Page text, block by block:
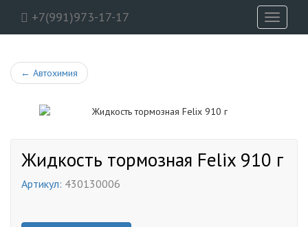
+7(991)973-17-17
Toggle
← Автохимия
Жидкость тормозная Felix 910 г
Артикул: 430130006